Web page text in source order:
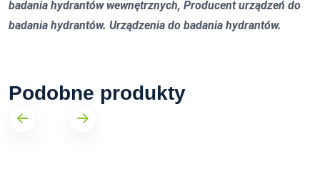
badania hydrantów wewnętrznych, Producent urządzeń do
badania hydrantów. Urządzenia do badania hydrantów.
Podobne produkty